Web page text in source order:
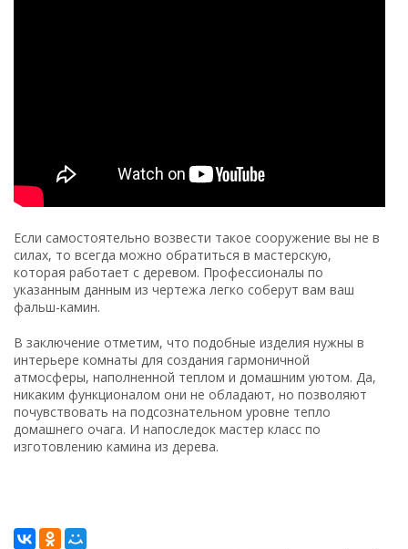
Если самостоятельно возвести такое сооружение вы не в
силах, то всегда можно обратиться в мастерскую,
которая работает с деревом. Профессионалы по
указанным данным из чертежа легко соберут вам ваш
фальш-камин.
В заключение отметим, что подобные изделия нужны в
интерьере комнаты для создания гармоничной
атмосферы, наполненной теплом и домашним уютом. Да,
никаким функционалом они не обладают, но позволяют
почувствовать на подсознательном уровне тепло
домашнего очага. И напоследок мастер класс по
изготовлению камина из дерева.